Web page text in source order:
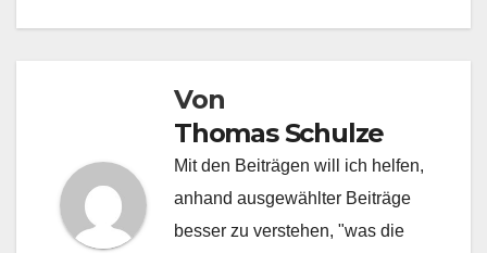
Von
Thomas Schulze
Mit den Beiträgen will ich helfen,
anhand ausgewählter Beiträge
besser zu verstehen, "was die